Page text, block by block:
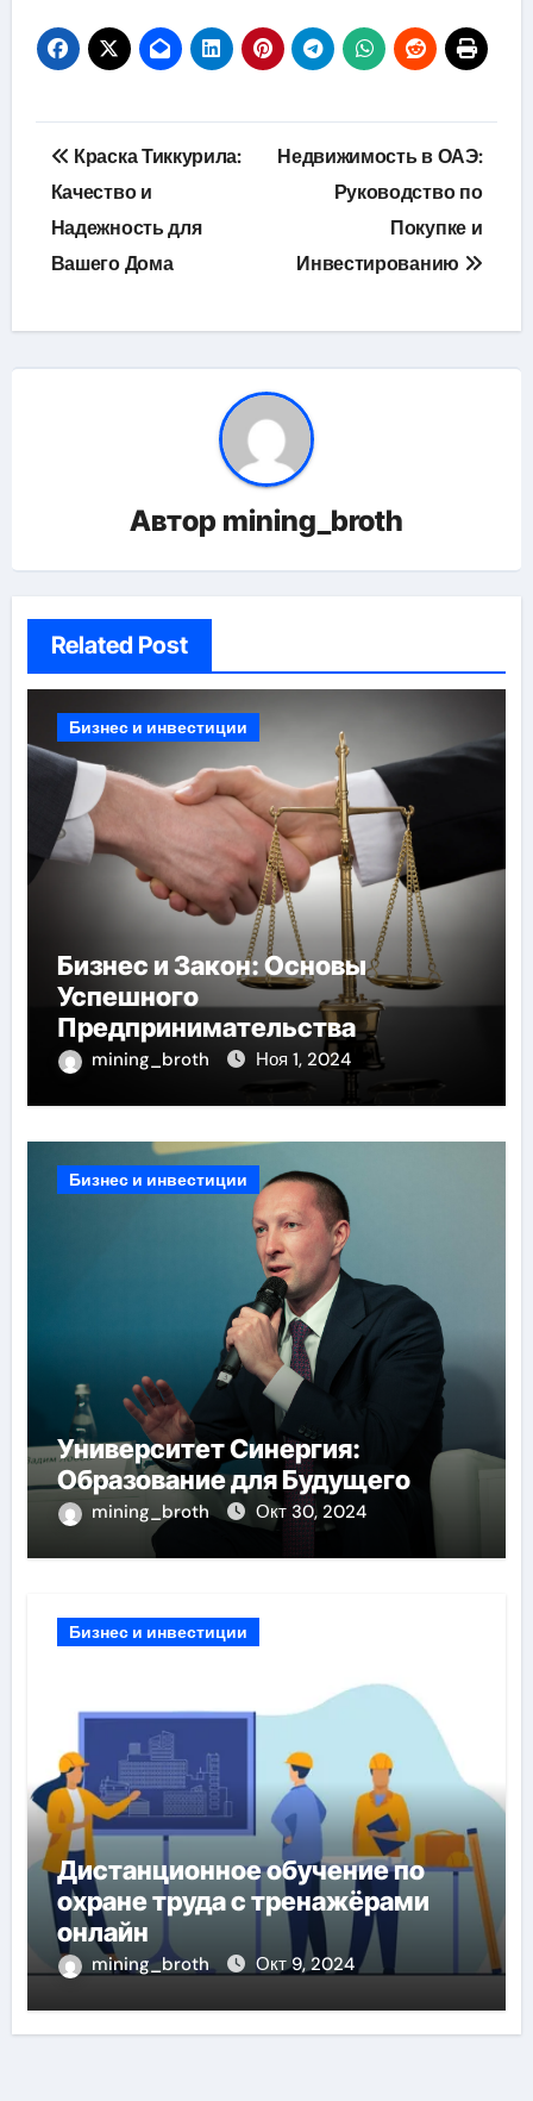
Навигация
по
записям
Краска Тиккурила:
Качество и
Надежность для
Вашего Дома
Недвижимость в ОАЭ:
Руководство по
Покупке и
Инвестированию
Автор mining_broth
Related Post
Бизнес и инвестиции
Бизнес и Закон: Основы
Успешного
Предпринимательства
mining_broth Ноя 1, 2024
Бизнес и инвестиции
Университет Синергия:
Образование для Будущего
mining_broth Окт 30, 2024
Бизнес и инвестиции
Дистанционное обучение по
охране труда с тренажёрами
онлайн
mining_broth Окт 9, 2024